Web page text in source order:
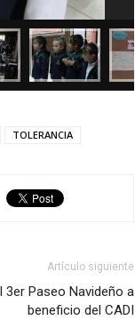
TOLERANCIA
Artículo siguiente
3er Paseo Navideño a
beneficio del CADI